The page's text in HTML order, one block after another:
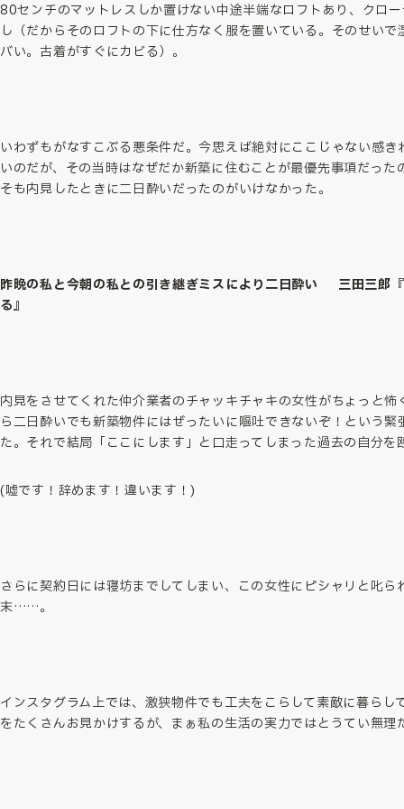
80センチのマットレスしか置けない中途半端なロフトあり、クロ
し（だからそのロフトの下に仕方なく服を置いている。そのせいで
バい。古着がすぐにカビる）。
いわずもがなすこぶる悪条件だ。今思えば絶対にここじゃない感き
いのだが、その当時はなぜだか新築に住むことが最優先事項だった
そも内見したときに二日酔いだったのがいけなかった。
昨晩の私と今朝の私との引き継ぎミスにより二日酔い 三田三郎
る』
内見をさせてくれた仲介業者のチャッキチャキの女性がちょっと怖
ら二日酔いでも新築物件にはぜったいに嘔吐できないぞ！という緊
た。それで結局「ここにします」と口走ってしまった過去の自分を
(嘘です！辞めます！違います！)
さらに契約日には寝坊までしてしまい、この女性にピシャリと叱ら
末……。
インスタグラム上では、激狭物件でも工夫をこらして素敵に暮らし
をたくさんお見かけするが、まぁ私の生活の実力ではとうてい無理